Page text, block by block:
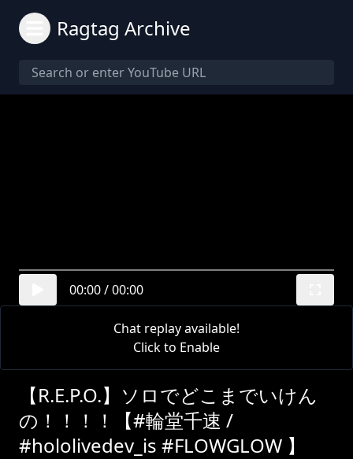
Ragtag Archive
00:00/00:00
Chat replay available!
Click to Enable
【R.E.P.O.】ソロでどこまでいけん
の！！！！【#輪堂千速 /
#hololivedev_is #FLOWGLOW 】